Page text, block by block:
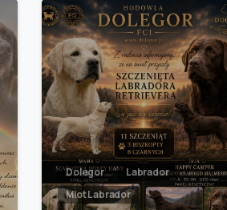
Dolegor
Labrador
Miot Labrador